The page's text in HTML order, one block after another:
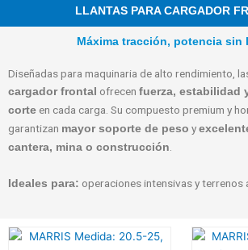
LLANTAS PARA CARGADOR
Máxima tracción, potencia sin
Diseñadas para maquinaria de alto rendimiento,
cargador frontal ofrecen fuerza, estabilidad
corte en cada carga. Su compuesto premium y
garantizan mayor soporte de peso y
cantera, mina o construcción.
Ideales para: operaciones intensivas y terrenos